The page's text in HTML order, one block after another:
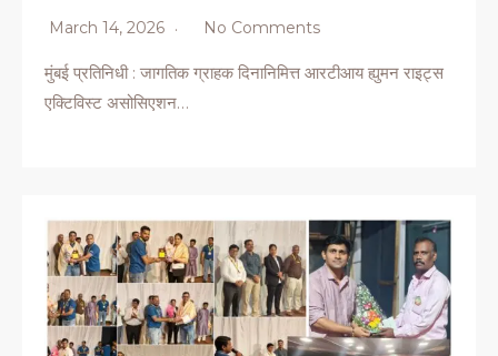
March 14, 2026 No Comments
मुंबई प्रतिनिधी : जागतिक ग्राहक दिनानिमित्त आरटीआय ह्युमन राइट्स
एक्टिविस्ट असोसिएशन…